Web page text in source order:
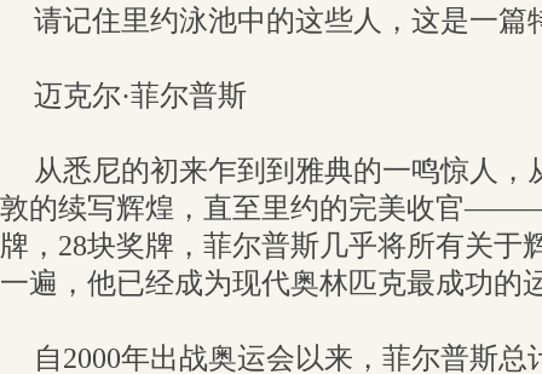
请记住里约泳池中的这些人，这是一篇
迈克尔·菲尔普斯
从悉尼的初来乍到到雅典的一鸣惊人，
敦的续写辉煌，直至里约的完美收官
牌，28块奖牌，菲尔普斯几乎将所有关于
一遍，他已经成为现代奥林匹克最成功的
自2000年出战奥运会以来，菲尔普斯总